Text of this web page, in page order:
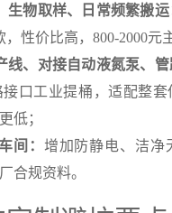
生物取样、日常频繁搬运
性价比高，800-2000元
线、对接自动液氮泵、管
接口工业提桶，适配整套
低；
间： 增加防静电、洁净
合规资料。